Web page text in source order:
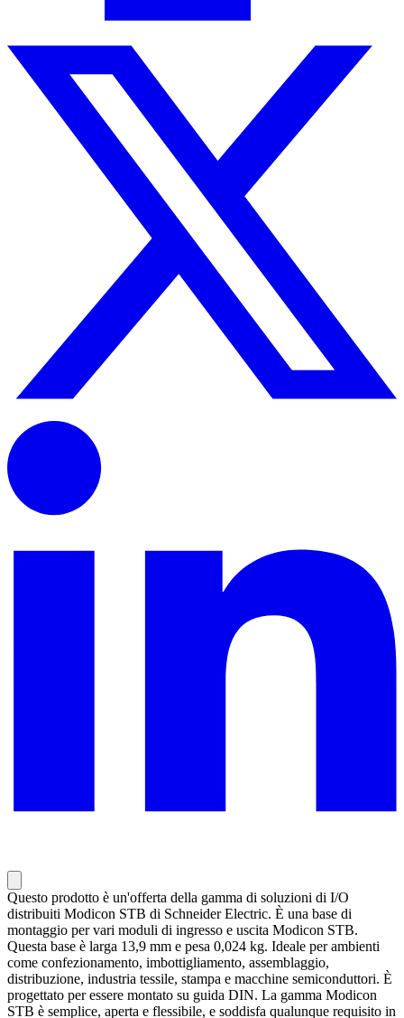
Questo prodotto è un'offerta della gamma di soluzioni di I/O
distribuiti Modicon STB di Schneider Electric. È una base di
montaggio per vari moduli di ingresso e uscita Modicon STB.
Questa base è larga 13,9 mm e pesa 0,024 kg. Ideale per ambienti
come confezionamento, imbottigliamento, assemblaggio,
distribuzione, industria tessile, stampa e macchine semiconduttori. È
progettato per essere montato su guida DIN. La gamma Modicon
STB è semplice, aperta e flessibile, e soddisfa qualunque requisito in